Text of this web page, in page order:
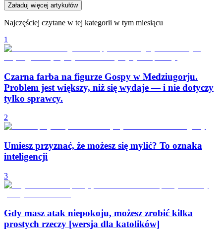
Załaduj więcej artykułów
Najczęściej czytane w tej kategorii w tym miesiącu
1
Czarna farba na figurze Gospy w Medziugorju.
Problem jest większy, niż się wydaje — i nie dotyczy
tylko sprawcy.
2
Umiesz przyznać, że możesz się mylić? To oznaka
inteligencji
3
Gdy masz atak niepokoju, możesz zrobić kilka
prostych rzeczy [wersja dla katolików]